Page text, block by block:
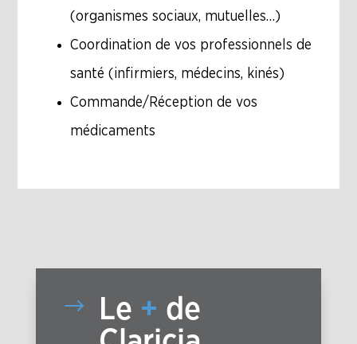
(organismes sociaux, mutuelles…)
Coordination de vos professionnels de
santé (infirmiers, médecins, kinés)
Commande/Réception de vos
médicaments
$ Le + de